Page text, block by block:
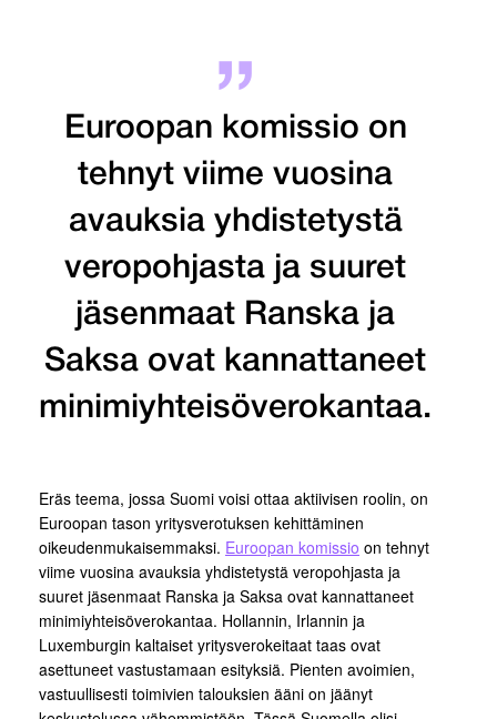
Euroopan komissio on
tehnyt viime vuosina
avauksia yhdistetystä
veropohjasta ja suuret
jäsenmaat Ranska ja
Saksa ovat kannattaneet
minimiyhteisöverokantaa.
Eräs teema, jossa Suomi voisi ottaa aktiivisen roolin, on
Euroopan tason yritysverotuksen kehittäminen
oikeudenmukaisemmaksi. Euroopan komissio on tehnyt
viime vuosina avauksia yhdistetystä veropohjasta ja
suuret jäsenmaat Ranska ja Saksa ovat kannattaneet
minimiyhteisöverokantaa. Hollannin, Irlannin ja
Luxemburgin kaltaiset yritysverokeitaat taas ovat
asettuneet vastustamaan esityksiä. Pienten avoimien,
vastuullisesti toimivien talouksien ääni on jäänyt